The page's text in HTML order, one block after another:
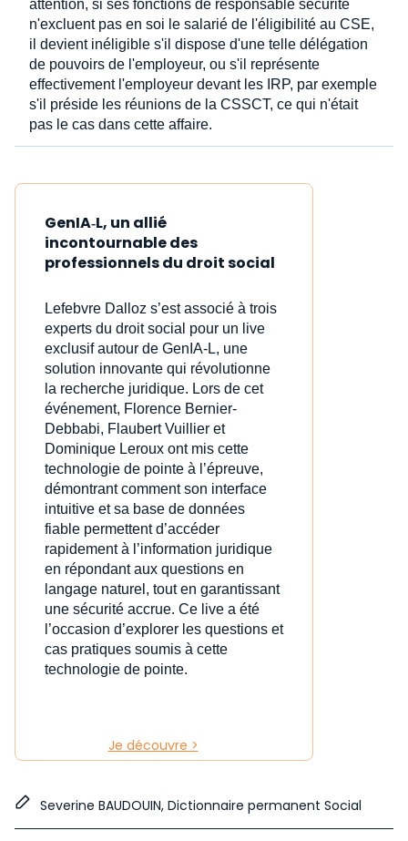
attention, si ses fonctions de responsable sécurité
n'excluent pas en soi le salarié de l'éligibilité au CSE,
il devient inéligible s'il dispose d'une telle délégation
de pouvoirs de l'employeur, ou s'il représente
effectivement l'employeur devant les IRP, par exemple
s'il préside les réunions de la CSSCT, ce qui n'était
pas le cas dans cette affaire.
GenIA‑L, un allié
incontournable des
professionnels du droit social
Lefebvre Dalloz s’est associé à trois
experts du droit social pour un live
exclusif autour de GenIA‑L, une
solution innovante qui révolutionne
la recherche juridique. Lors de cet
événement, Florence Bernier-
Debbabi, Flaubert Vuillier et
Dominique Leroux ont mis cette
technologie de pointe à l’épreuve,
démontrant comment son interface
intuitive et sa base de données
fiable permettent d’accéder
rapidement à l’information juridique
en répondant aux questions en
langage naturel, tout en garantissant
une sécurité accrue. Ce live a été
l’occasion d’explorer les questions et
cas pratiques soumis à cette
technologie de pointe.
Je découvre >
Severine BAUDOUIN, Dictionnaire permanent Social